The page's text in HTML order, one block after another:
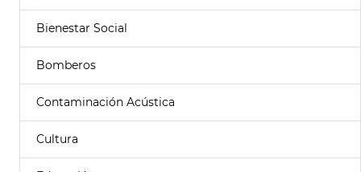
Bienestar Social
Bomberos
Contaminación Acústica
Cultura